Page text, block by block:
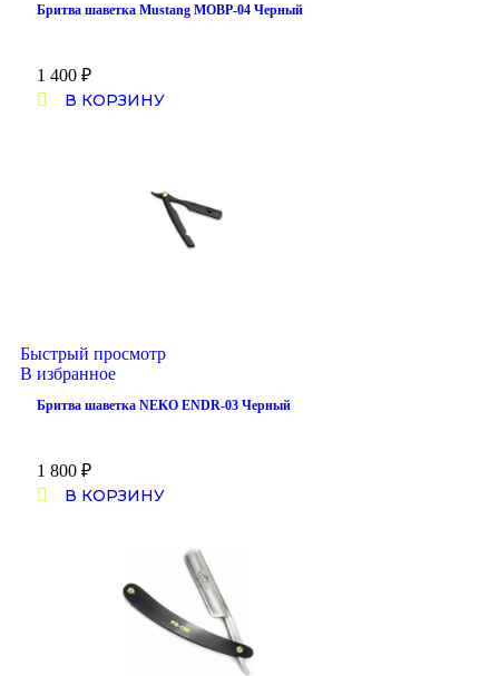
Бритва шаветка Mustang MOBP-04 Черный
1 400 ₽
В КОРЗИНУ
Быстрый просмотр
В избранное
Бритва шаветка NEKO ENDR-03 Черный
1 800 ₽
В КОРЗИНУ